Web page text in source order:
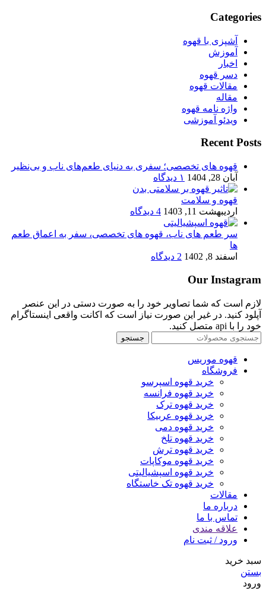
Categories
آشپزی با قهوه
آموزش
اخبار
دسر قهوه
مقالات قهوه
مقاله
واژه نامه قهوه
ویدئو آموزشی
Recent Posts
قهوه های تخصصی؛ سفری به دنیای طعم‌های ناب و بی‌نظیر
آبان 28, 1404
۱ دیدگاه
قهوه و سلامت
اردیبهشت 11, 1403
4 دیدگاه
سر طعم های ناب، قهوه های تخصصی، سفر به اعماق طعم
ها
اسفند 8, 1402
2 دیدگاه
Our Instagram
لازم است که شما تصاویر خود را به صورت دستی در این عنصر
آپلود کنید. در غیر این صورت نیاز است که اکانت واقعی اینستاگرام
خود را با api متصل کنید.
جستجو
قهوه موریس
فروشگاه
خرید قهوه اسپرسو
خرید قهوه فرانسه
خرید قهوه ترک
خرید قهوه عربیکا
خرید قهوه دمی
خرید قهوه تلخ
خرید قهوه ترش
خرید قهوه موکاپات
خرید قهوه اسپشیالیتی
خرید قهوه تک خاستگاه
مقالات
درباره ما
تماس با ما
علاقه مندی
ورود / ثبت نام
سبد خرید
بستن
ورود